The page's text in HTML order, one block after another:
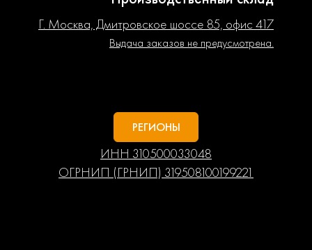
Г. Москва, Дмитровское шоссе 85, офис 417
Выдача заказов не предусмотрена.
РЕГИОНЫ
ИНН 310500033048
ОГРНИП (ГРНИП) 319508100199221